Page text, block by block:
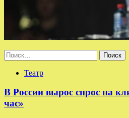
Найти:
Театр
В России вырос спрос на
час»